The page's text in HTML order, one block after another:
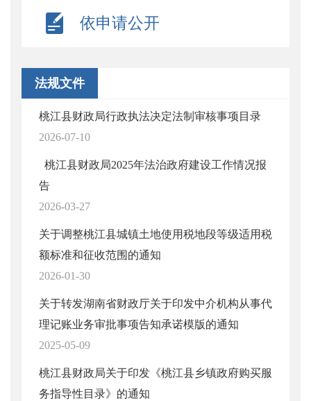
依申请公开
法规文件
桃江县财政局行政执法决定法制审核事项目录
2026-07-10
桃江县财政局2025年法治政府建设工作情况报
告
2026-03-27
关于调整桃江县城镇土地使用税地段等级适用税
额标准和征收范围的通知
2026-01-30
关于转发湖南省财政厅关于印发中介机构从事代
理记账业务审批事项告知承诺模版的通知
2025-05-09
桃江县财政局关于印发《桃江县乡镇政府购买服
务指导性目录》的通知